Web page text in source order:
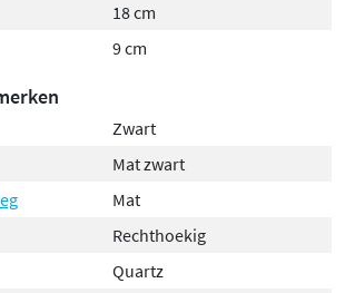
18 cm
9 cm
Zwart
Mat zwart
Mat
Rechthoekig
Quartz